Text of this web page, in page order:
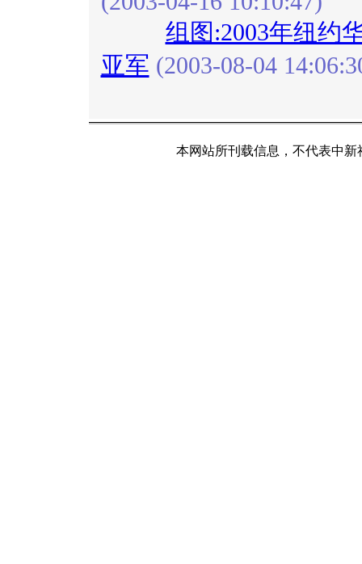
组图:2003年纽约
亚军 (2003-08-04
本网站所刊载信息，不代表中